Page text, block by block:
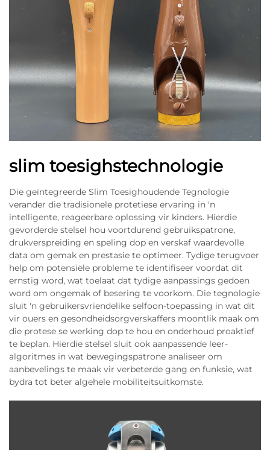
slim toesighstechnologie
Die geïntegreerde Slim Toesighoudende Tegnologie
verander die tradisionele protetiese ervaring in 'n
intelligente, reageerbare oplossing vir kinders. Hierdie
gevorderde stelsel hou voortdurend gebruikspatrone,
drukverspreiding en speling dop en verskaf waardevolle
data om gemak en prestasie te optimeer. Tydige terugvoer
help om potensiële probleme te identifiseer voordat dit
ernstig word, wat toelaat dat tydige aanpassings gedoen
word om ongemak of besering te voorkom. Die tegnologie
sluit 'n gebruikersvriendelike selfoon-toepassing in wat dit
vir ouers en gesondheidsorgverskaffers moontlik maak om
die protese se werking dop te hou en onderhoud proaktief
te beplan. Hierdie stelsel sluit ook aanpassende leer-
algoritmes in wat bewegingspatrone analiseer om
aanbevelings te maak vir verbeterde gang en funksie, wat
bydra tot beter algehele mobiliteitsuitkomste.